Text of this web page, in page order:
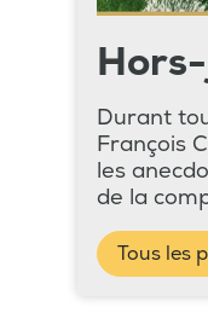
Durant
François
les
de la
Tous les